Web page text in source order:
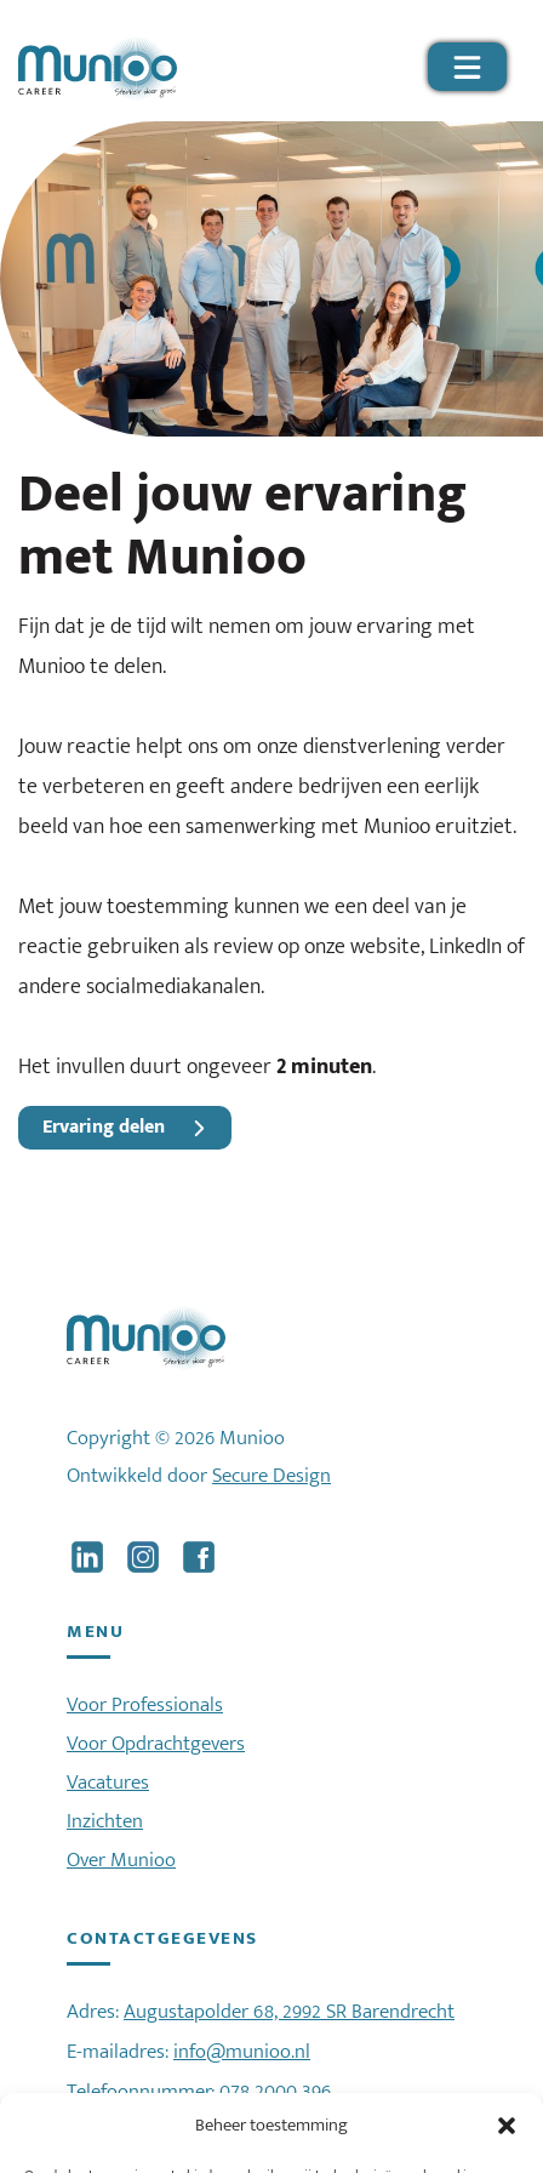
Beheer toestemming
Deel jouw ervaring
met Munioo
Fijn dat je de tijd wilt nemen om jouw ervaring met
Munioo te delen.
Jouw reactie helpt ons om onze dienstverlening verder
te verbeteren en geeft andere bedrijven een eerlijk
beeld van hoe een samenwerking met Munioo eruitziet.
Met jouw toestemming kunnen we een deel van je
reactie gebruiken als review op onze website, LinkedIn of
andere socialmediakanalen.
Het invullen duurt ongeveer2 minuten.
Ervaring delen
Copyright © 2026 Munioo
Ontwikkeld doorSecure Design
MENU
Voor Professionals
Voor Opdrachtgevers
Vacatures
Inzichten
Over Munioo
CONTACTGEGEVENS
Adres:Augustapolder 68, 2992 SR Barendrecht
E-mailadres:info@munioo.nl
Telefoonnummer:078 2000 396
Privacyverklaring